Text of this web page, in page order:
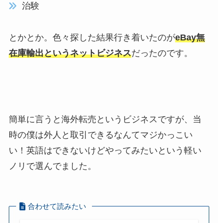
治験
とかとか。色々探した結果行き着いたのがeBay無
在庫輸出というネットビジネスだったのです。
簡単に言うと海外転売というビジネスですが、当
時の僕は外人と取引できるなんてマジかっこい
い！英語はできないけどやってみたいという軽い
ノリで選んでました。
合わせて読みたい